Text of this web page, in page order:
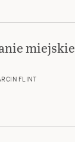
miejskie
FLINT